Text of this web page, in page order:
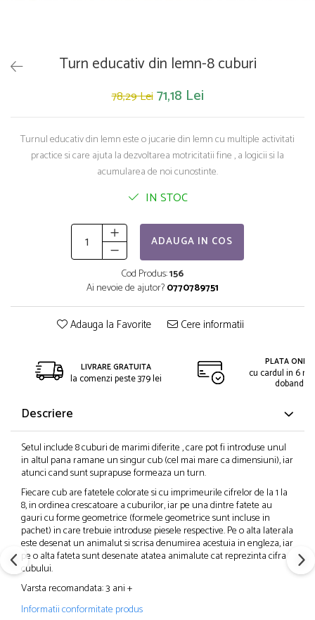
Turn educativ din lemn-8 cuburi
78,29 Lei 71,18 Lei
Turnul educativ din lemn este o jucarie din lemn cu multiple activitati
practice si care ajuta la dezvoltarea motricitatii fine , a logicii si la
acumularea de noi cunostinte.
IN STOC
ADAUGA IN COS
Cod Produs:156
Ai nevoie de ajutor?0770789751
Adauga la Favorite Cere informatii
LIVRARE GRATUITA
la comenzi peste 379 lei
PLATA
cu cardul in 6
dobanda
Descriere
Setul include 8 cuburi de marimi diferite , care pot fi introduse unul
in altul pana ramane un singur cub (cel mai mare ca dimensiuni), iar
atunci cand sunt suprapuse formeaza un turn.
Fiecare cub are fatetele colorate si cu imprimeurile cifrelor de la 1 la
8, in ordinea crescatoare a cuburilor, iar pe una dintre fatete au
gauri cu forme geometrice (formele geometrice sunt incluse in
pachet) in care trebuie introduse piesele respective. Pe o alta laterala
este desenat un animalut si scrisa denumirea acestuia in engleza, iar
pe o alta fateta sunt desenate atatea animalute cat reprezinta cifra
cubului.
Varsta recomandata: 3 ani +
Informatii conformitate produs